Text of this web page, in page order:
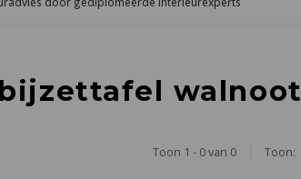
walnoot
Toon 1 - 0 van 0 Toon: